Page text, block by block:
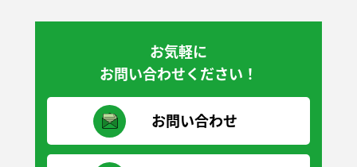
お気軽に
お問い合わせください！
お問い合わせ